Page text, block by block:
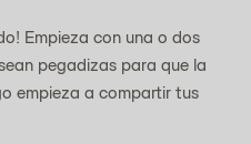
Empieza con una o dos
pegadizas para que la
empieza a compartir tus